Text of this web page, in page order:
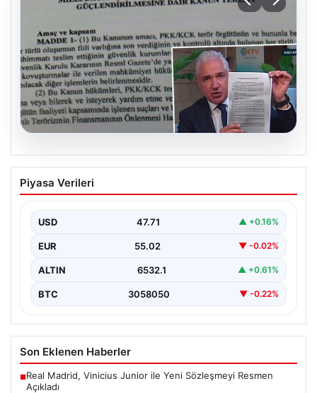
Süreç yasası teklifi tamamlandı. İşte
madde madde kanun teklifi ve
Piyasa Verileri
USD 47.71 ▲ +0.16%
EUR 55.02 ▼ -0.02%
ALTIN 6532.1 ▲ +0.61%
BTC 3058050 ▼ -0.22%
Son Eklenen Haberler
■Real Madrid, Vinicius Junior ile Yeni Sözleşmeyi Resmen
Açıkladı